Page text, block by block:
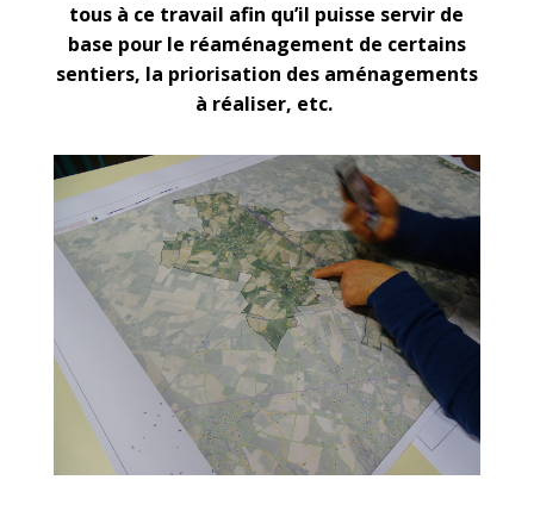
tous à ce travail afin qu’il puisse servir de
base pour le réaménagement de certains
sentiers, la priorisation des aménagements
à réaliser, etc.